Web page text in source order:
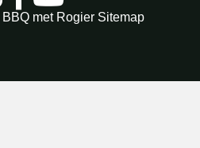
BBQ met Rogier Sitemap